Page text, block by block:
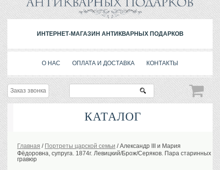
ИНТЕРНЕТ-МАГАЗИН АНТИКВАРНЫХ ПОДАРКОВ
О НАС ОПЛАТА И ДОСТАВКА КОНТАКТЫ
Заказ звонка
КАТАЛОГ
История Российской империи. Обычаи
Главная / Портреты царской семьи /Александр III и Мария
Фёдоровна, супруга. 1874г. Левицкий/Брож/Серяков. Пара старинных
гравюр